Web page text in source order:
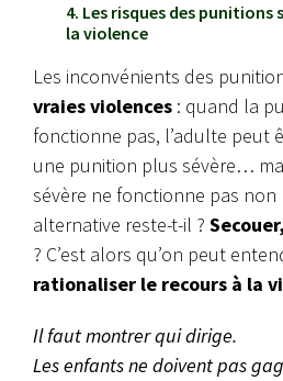
4. Les risques des punitions
la violence
Les inconvénients des
vraies violences : quand la
fonctionne pas, l’adulte peut
une punition plus sévère…
sévère ne fonctionne pas
alternative reste-t-il ?
? C’est alors qu’on peut
rationaliser le recours à la
Il faut montrer qui dirige.
Les enfants ne doivent pas